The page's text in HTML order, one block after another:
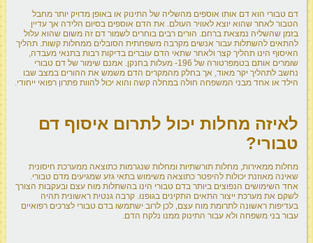
דם טבורי הוא דם אותו אוספים מהשליה של התינוק או באופן מדויק יותר מחבל
הטבור לאחר שהוא יוצא לאוויר העולם. את הדם אוספים בסיום הלידה אך עדיין
בזמן שהשליה נמצאת ברחם. הורים רבים בוחרים לשמור דם זה משום שהוא עלול
להתאים להשתלות עבור אנשים מקרבה משפחתית הסובלים ממחלות קשות. תהליך
האיסוף הינו תהליך קצר ולאחר שתאי הדם עוברים בדיקות רבות בתנאי מעבדה,
שומרים אותם בטמפרטורה של 196- מעלות בחנקן. אמנם שימור של דם טבורי
נחשב לתהליך יקר מאוד, אך בחלק מהמקרים הדם משמש את ההורים במצב שבו
הילד או אחד מבני המשפחה חולה במחלה קשה והוא יכול להוות פתרון רפואי ייחודי.
לאיזה מחלות יכול לתרום איסוף דם
טבורי?
מחלות ממאירות, מחלות תורשתיות ומחלות שנגרמות כתוצאה ממערכת חיסונית
שאינה מאוזנת יכולות להיפטר כתוצאה משימוש בתאי גזע שמגיעים מדם טבורי.
אחד השימושים הנפוצים ביותר בדם טבורי הינו בהשתלות מוח עצם ובעקבות הצורך
לשקם את מערכת ייצור התאים התקינים בגופנו. קרבה גנטית ראשונית תהיה
בעדיפות ראשונה לתרומת מוח עצם, לכן לרוב ישתמשו בדם טבורי לצרכים רפואיים
עבור בני משפחה ולא עבור התינוק ממנו נלקח הדם.